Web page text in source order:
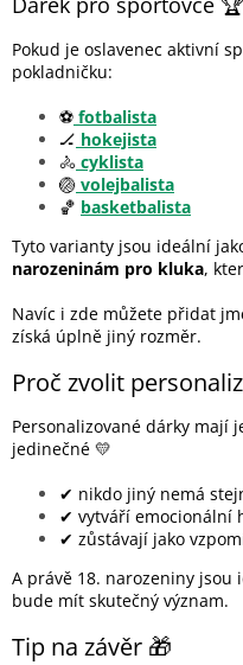
Pokud je oslavenec aktivní
pokladničku:
⚽ fotbalista
🏒 hokejista
🚴 cyklista
🏐 volejbalista
🏀 basketbalista
Tyto varianty jsou ideální
narozeninám pro kluka,
Navíc i zde můžete přidat
získá úplně jiný rozměr.
Proč zvolit
Personalizované dárky mají
jedinečné 💛
✔ nikdo jiný nemá
✔ vytváří emocionální
✔ zůstávají jako
A právě 18. narozeniny
bude mít skutečný význam.
Tip na závěr 🎁